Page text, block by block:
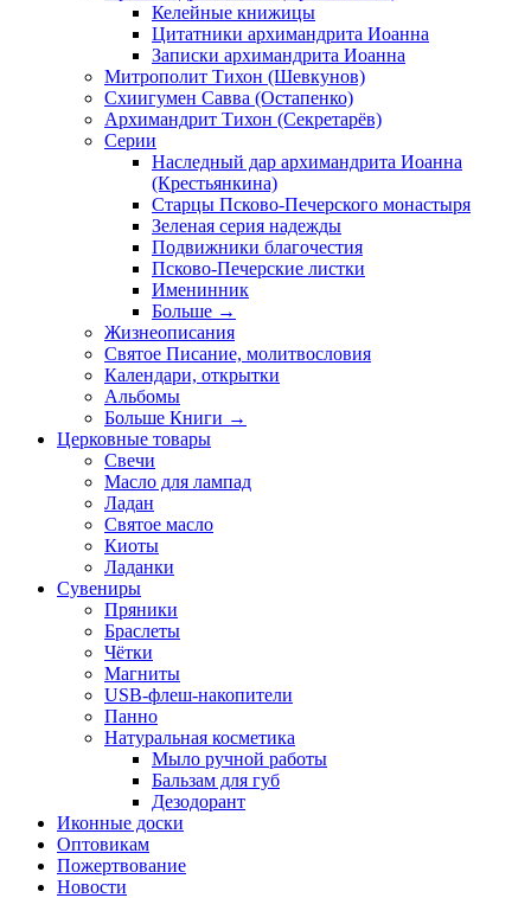
Келейные книжицы
Цитатники архимандрита Иоанна
Записки архимандрита Иоанна
Митрополит Тихон (Шевкунов)
Схиигумен Савва (Остапенко)
Архимандрит Тихон (Секретарёв)
Серии
Наследный дар архимандрита Иоанна
(Крестьянкина)
Старцы Псково-Печерского монастыря
Зеленая серия надежды
Подвижники благочестия
Псково-Печерские листки
Именинник
Больше →
Жизнеописания
Святое Писание, молитвословия
Календари, открытки
Альбомы
Больше Книги →
Церковные товары
Свечи
Масло для лампад
Ладан
Святое масло
Киоты
Ладанки
Сувениры
Пряники
Браслеты
Чётки
Магниты
USB-флеш-накопители
Панно
Натуральная косметика
Мыло ручной работы
Бальзам для губ
Дезодорант
Иконные доски
Оптовикам
Пожертвование
Новости